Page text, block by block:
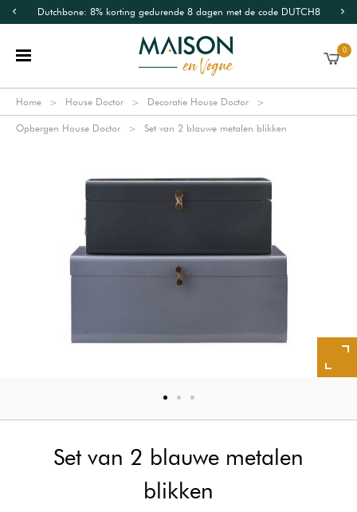
Dutchbone: 8% korting gedurende 8 dagen met de code DUTCH8
0
Home House Doctor Decoratie House Doctor
Opbergen House Doctor Set van 2 blauwe metalen blikken
Set van 2 blauwe metalen
blikken